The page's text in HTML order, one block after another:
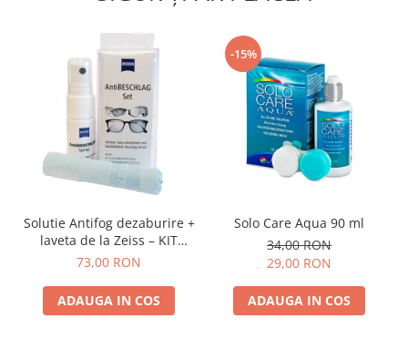
Solutie Antifog dezaburire +
laveta de la Zeiss – KIT
COMPLET
73,00 RON
ADAUGA IN COS
-15%
Solo Care Aqua 90 ml
34,00 RON
29,00 RON
ADAUGA IN COS